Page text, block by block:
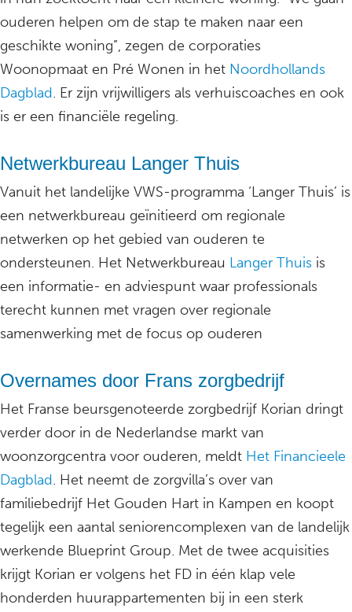
ouderen helpen om de stap te maken naar een
geschikte woning”, zegen de corporaties
Woonopmaat en Pré Wonen in het Noordhollands
Dagblad. Er zijn vrijwilligers als verhuiscoaches en ook
is er een financiële regeling.
Netwerkbureau Langer Thuis
Vanuit het landelijke VWS-programma ‘Langer Thuis’ is
een netwerkbureau geïnitieerd om regionale
netwerken op het gebied van ouderen te
ondersteunen. Het Netwerkbureau Langer Thuis is
een informatie- en adviespunt waar professionals
terecht kunnen met vragen over regionale
samenwerking met de focus op ouderen
Overnames door Frans zorgbedrijf
Het Franse beursgenoteerde zorgbedrijf Korian dringt
verder door in de Nederlandse markt van
woonzorgcentra voor ouderen, meldt Het Financieele
Dagblad. Het neemt de zorgvilla’s over van
familiebedrijf Het Gouden Hart in Kampen en koopt
tegelijk een aantal seniorencomplexen van de landelijk
werkende Blueprint Group. Met de twee acquisities
krijgt Korian er volgens het FD in één klap vele
honderden huurappartementen bij in een sterk